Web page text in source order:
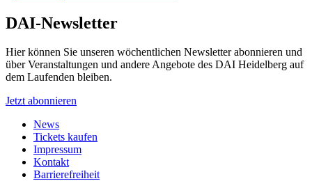
DAI-Newsletter
Hier können Sie unseren wöchentlichen Newsletter abonnieren und
über Veranstaltungen und andere Angebote des DAI Heidelberg auf
dem Laufenden bleiben.
Jetzt abonnieren
News
Tickets kaufen
Impressum
Kontakt
Barrierefreiheit